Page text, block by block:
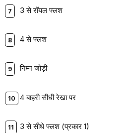
3 से रॉयल फ्लश
4 से फ्लश
निम्न जोड़ी
4 बाहरी सीधी रेखा पर
3 से सीधे फ्लश (प्रकार 1)